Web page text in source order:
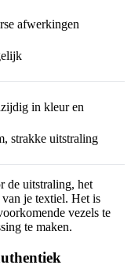
afwerkingen
in kleur en
strakke uitstraling
de uitstraling, het
je textiel. Het is
vezels te
te maken.